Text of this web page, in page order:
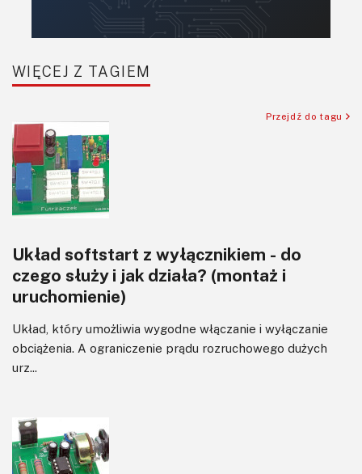
Tranzystory
Wzmacniacze
Zasilanie
WIĘCEJ Z TAGIEM
Przejdź do tagu
Układ softstart z wyłącznikiem - do
czego służy i jak działa? (montaż i
uruchomienie)
Układ, który umożliwia wygodne włączanie i wyłączanie
obciążenia. A ograniczenie prądu rozruchowego dużych
urz...